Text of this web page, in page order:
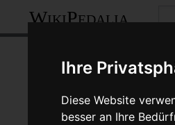
Ihre
Diese Website
besser an Ihre
WikiPedalia